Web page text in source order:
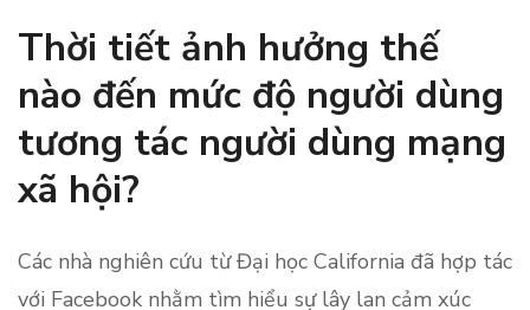
Thời tiết ảnh hưởng thế
nào đến mức độ người dùng
tương tác người dùng mạng
xã hội?
Các nhà nghiên cứu từ Đại học California đã hợp tác
với Facebook nhằm tìm hiểu sự lây lan cảm xúc